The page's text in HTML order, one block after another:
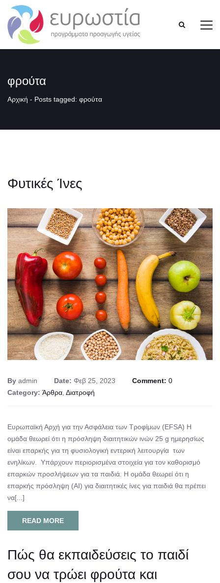
φρούτα
Αρχική - Posts tagged: φρούτα
Φυτικές Ίνες
By admin Date: Φεβ 25, 2023 Comment: 0
Category: Άρθρα Διατροφή
Ευρωπαϊκή Αρχή για την Ασφάλεια των Τροφίμων (EFSA) Η
ομάδα θεωρεί ότι η πρόσληψη διαιτητικών ινών 25 g ημερησίως
είναι επαρκής για τη φυσιολογική εντερική λειτουργία των
ενηλίκων. Υπάρχουν περιορισμένα στοιχεία για τον καθορισμό
επαρκών προσλήψεων για τα παιδιά. Η ομάδα θεωρεί ότι η
επαρκής πρόσληψη (AI) για διαιτητικές ίνες για παιδιά θα πρέπει
να[...]
READ MORE
Πώς θα εκπαιδεύσεις το παιδί
σου να τρώει φρούτα και